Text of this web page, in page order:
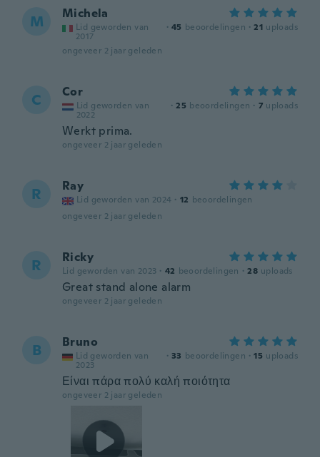
M Michela
Lid geworden van
2017
· 45 beoordelingen · 21 uploads
ongeveer 2 jaar geleden
C Cor
Lid geworden van
2022
· 25 beoordelingen · 7 uploads
Werkt prima.
ongeveer 2 jaar geleden
R Ray
Lid geworden van 2024 · 12 beoordelingen
ongeveer 2 jaar geleden
R Ricky
Lid geworden van 2023 · 42 beoordelingen · 28 uploads
Great stand alone alarm
ongeveer 2 jaar geleden
B Bruno
Lid geworden van
2023
· 33 beoordelingen · 15 uploads
Είναι πάρα πολύ καλή ποιότητα
ongeveer 2 jaar geleden